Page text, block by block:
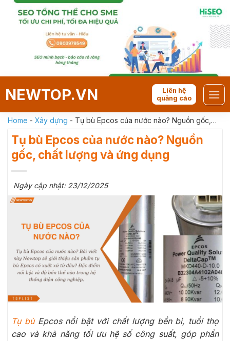
Skip
NEWTOP.VN
Liên hệ
quảng cáo
Home - Xây dựng - Tụ bù Epcos của nước nào? Nguồn gốc,
Tụ bù Epcos của nước nào? Nguồn
gốc, chất lượng và ứng dụng
Ngày cập nhật: 23/12/2025
Tụ bùEpcos nổi bật với chất lượng bền bỉ, tuổi thọ
cao và khả năng tối ưu hệ số công suất, góp phần